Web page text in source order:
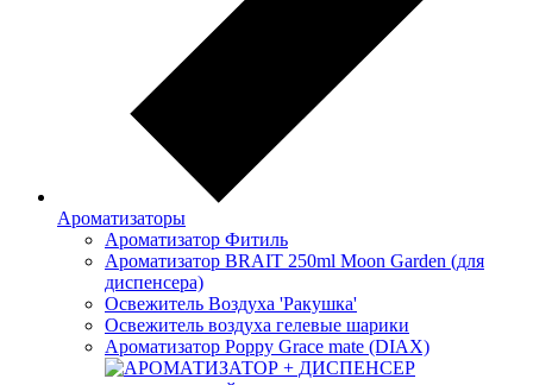
Ароматизаторы
Ароматизатор Фитиль
Ароматизатор BRAIT 250ml Moon Garden (для
диспенсера)
Освежитель Воздуха 'Ракушка'
Освежитель воздуха гелевые шарики
Ароматизатор Poppy Grace mate (DIAX)